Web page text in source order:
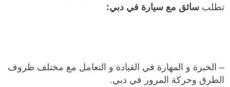
تطلبسائق مع سيارة في دبي:
– الخبرة و المهارة في القيادة و التعامل مع مختلف ظروف
الطرق وحركة المرور في دبي.